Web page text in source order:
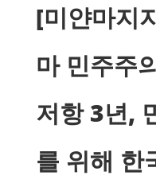
[미얀마지
마 민주주
저항 3년,
를 위해 한